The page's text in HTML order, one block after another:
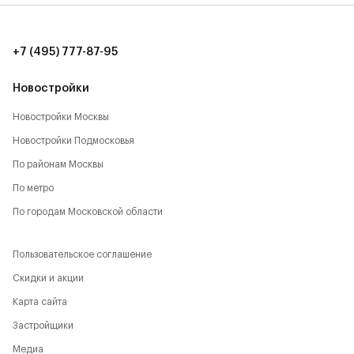
Новостройки
Новостройки Москвы
Новостройки Подмосковья
По районам Москвы
По метро
По городам Московской области
+7 (495) 777-87-95
Пользовательское соглашение
Скидки и акции
Карта сайта
Застройщики
Медиа